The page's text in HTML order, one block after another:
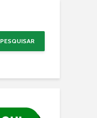
PESQUISAR